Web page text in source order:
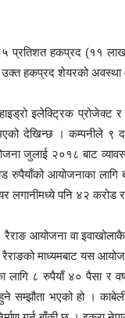
प्रतिशत हकप्रद (११
उक्त हकप्रद शेयरको
इलेक्ट्रिक प्रोजेक्ट
देखिन्छ । कम्पनीले ९
जुलाई २०१८ बाट
रुपैयाँको आयोजनाका
लगानीमध्ये पनि ४२
आयोजना वा इवाखोलाकै
रैराङको माध्यमबाट यस
लागि ८ रुपैयाँ ४० पैसा र
सम्झौता भएको हो ।